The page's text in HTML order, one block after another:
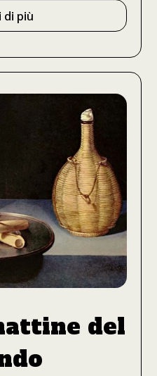
di più
del